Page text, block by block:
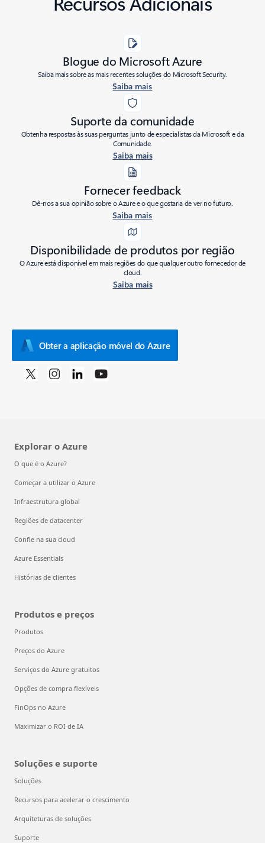
Blogue do Microsoft Azure
Saiba mais sobre as mais recentes soluções do Microsoft Security.
Saiba mais
Suporte da comunidade
Obtenha respostas às suas perguntas junto de especialistas da Microsoft e da
Comunidade.
Saiba mais
Fornecer feedback
Dê-nos a sua opinião sobre o Azure e o que gostaria de ver no futuro.
Saiba mais
Disponibilidade de produtos por região
O Azure está disponível em mais regiões do que qualquer outro fornecedor de
cloud.
Saiba mais
Obter a aplicação móvel do Azure
Explorar o Azure
O que é o Azure?
Começar a utilizar o Azure
Infraestrutura global
Regiões de datacenter
Confie na sua cloud
Azure Essentials
Histórias de clientes
Produtos e preços
Produtos
Preços do Azure
Serviços do Azure gratuitos
Opções de compra flexíveis
FinOps no Azure
Maximizar o ROI de IA
Soluções e suporte
Soluções
Recursos para acelerar o crescimento
Arquiteturas de soluções
Suporte